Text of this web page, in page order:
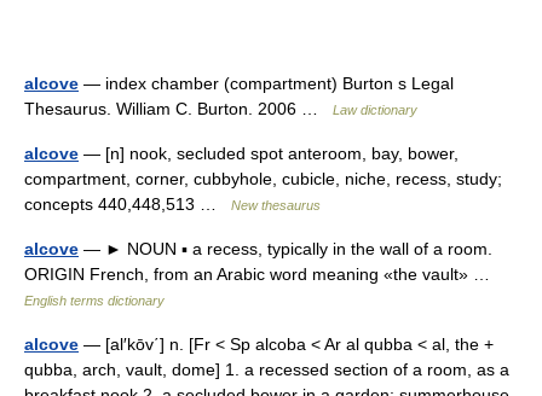
alcove — index chamber (compartment) Burton s Legal
Thesaurus. William C. Burton. 2006 …
Law dictionary
alcove — [n] nook, secluded spot anteroom, bay, bower,
compartment, corner, cubbyhole, cubicle, niche, recess, study;
concepts 440,448,513 …
New thesaurus
alcove — ► NOUN ▪ a recess, typically in the wall of a room.
ORIGIN French, from an Arabic word meaning «the vault» …
English terms dictionary
alcove — [al′kōv΄] n. [Fr < Sp alcoba < Ar al qubba < al, the +
qubba, arch, vault, dome] 1. a recessed section of a room, as a